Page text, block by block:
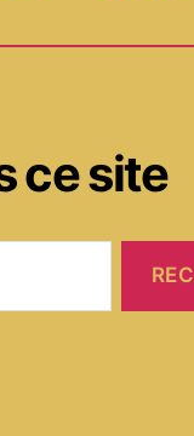
ce site